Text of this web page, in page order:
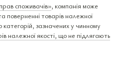
споживачів», компанія може
поверненні товарів належної
категорій, зазначених у чинному
належної якості, що не підлягають